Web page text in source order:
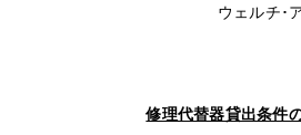
ウェルチ･
修理代替器貸出条件